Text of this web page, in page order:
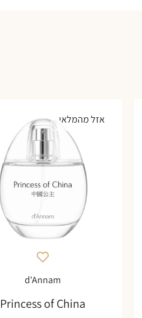
אזל מהמלאי
d'Annam
Princess of China